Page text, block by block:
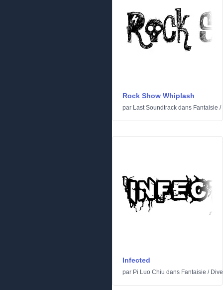
Rock Show Whiplash
par Last Soundtrack dans Fantaisie /
Infected
par Pi Luo Chiu dans Fantaisie /